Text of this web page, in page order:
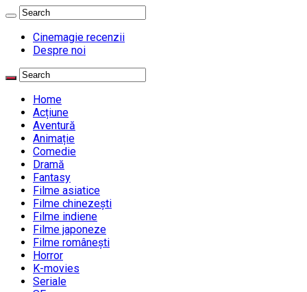
Cinemagie recenzii
Despre noi
Home
Acțiune
Aventură
Animație
Comedie
Dramă
Fantasy
Filme asiatice
Filme chinezești
Filme indiene
Filme japoneze
Filme românești
Horror
K-movies
Seriale